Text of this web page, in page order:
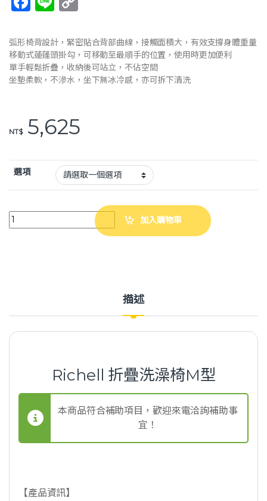
c
e
b
o
k
e
p
y
Li
k
弧形椅背設計，緊密貼合背部曲線，接觸面積大，有效支撐身體重量
移動式蓮蓬頭掛勾，可移動至最順手的位置，使用時更加便利
單手輕鬆折疊，收納後可站立，不佔空間
坐墊柔軟，不滲水，坐下無冰冷感，亦可拆下清洗
NT$5,625
選項
Richell 折疊洗澡椅M型-低椅背 洗澡椅 沐浴椅 淋浴椅 RFA47911
加入購物車
描述
Richell 折疊洗澡椅M型
本商品符合補助項目，歡迎來電洽詢補助事
宜！
【產品資訊】